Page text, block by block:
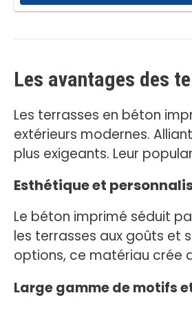
i
s
e
c
e
c
a
m
p
v
d
Les avantages des
Les terrasses en béton
extérieurs modernes.
plus exigeants. Leur
Esthétique et
Le béton imprimé séduit
les terrasses aux goûts et
options, ce matériau crée
Large gamme de motifs